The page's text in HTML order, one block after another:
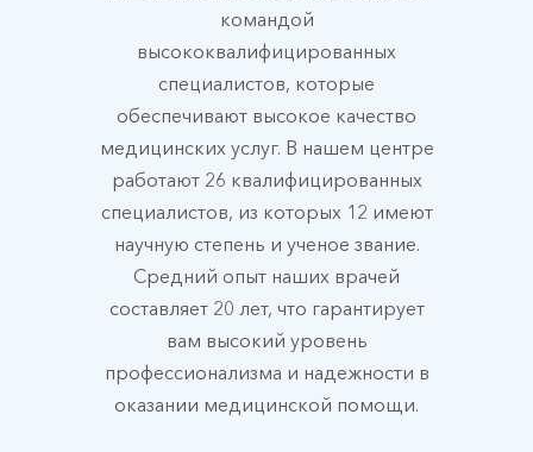
командой
высококвалифицированных
специалистов, которые
обеспечивают высокое качество
медицинских услуг. В нашем центре
работают 26 квалифицированных
специалистов, из которых 12 имеют
научную степень и ученое звание.
Средний опыт наших врачей
составляет 20 лет, что гарантирует
вам высокий уровень
профессионализма и надежности в
оказании медицинской помощи.